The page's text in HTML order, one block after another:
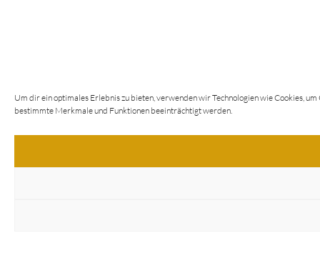
Um dir ein optimales Erlebnis zu bieten, verwenden wir Technologien wie Cookies,
bestimmte Merkmale und Funktionen beeinträchtigt werden.